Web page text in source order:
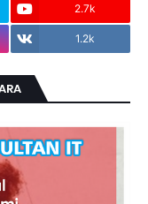
2.7k
1.2k